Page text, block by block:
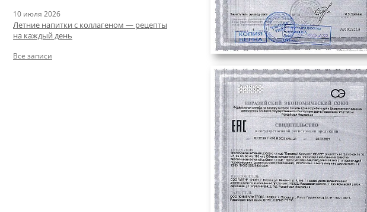
10 июля 2026
Летние напитки с коллагеном — рецепты
на каждый день
Все записи